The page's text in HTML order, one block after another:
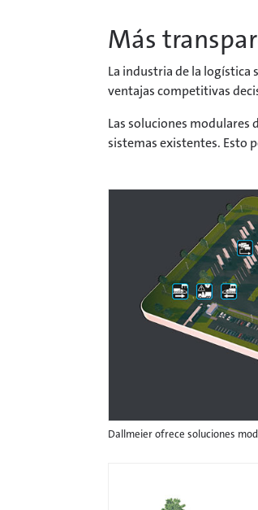
Más
La industria de la logística
ventajas competitivas
Las soluciones
sistemas existentes. Esto
Dallmeier ofrece soluciones